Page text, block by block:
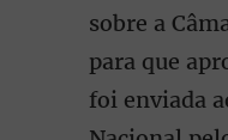
sobre a
para que
foi enviada